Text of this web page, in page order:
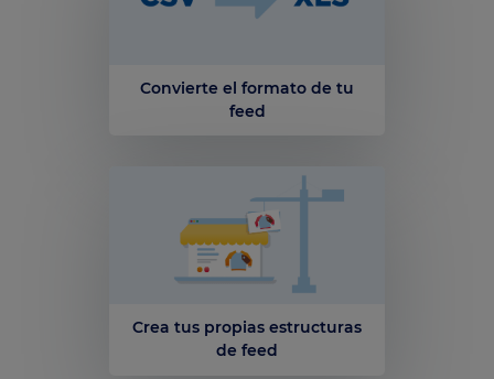
Convierte el formato de tu
feed
Crea tus propias estructuras
de feed